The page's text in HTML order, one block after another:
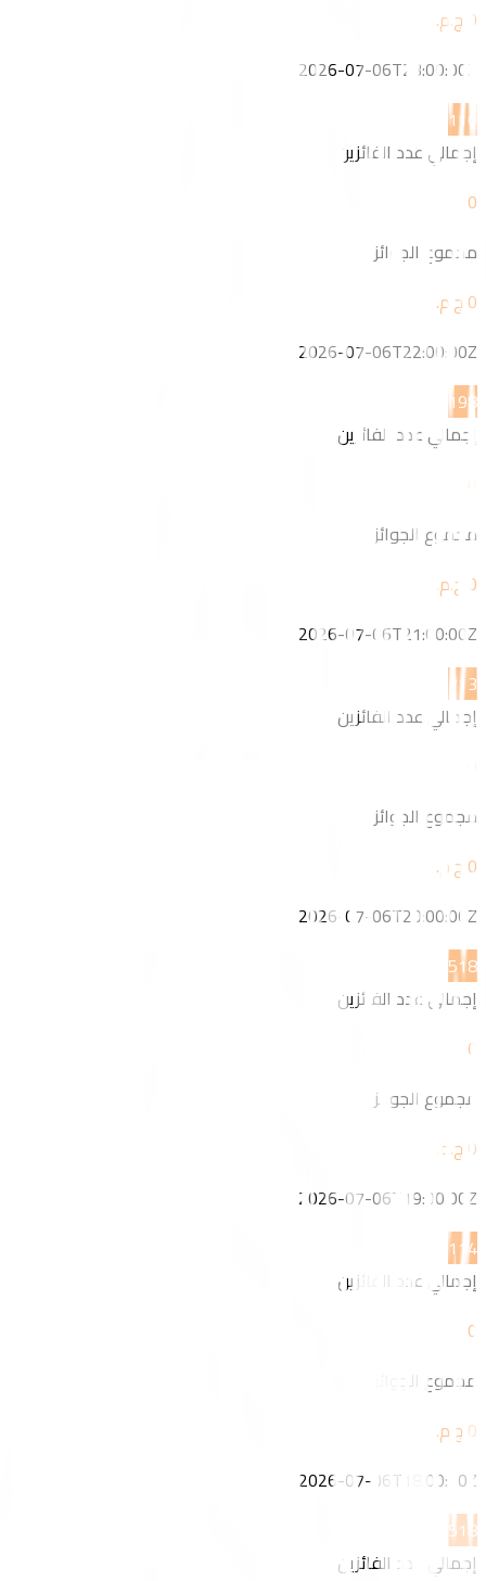
2026-07-06T23:00:00Z
110
إجمالي عدد الفائزين
0
مجموع الجوائز
2026-07-06T22:00:00Z
198
إجمالي عدد الفائزين
0
مجموع الجوائز
2026-07-06T21:00:00Z
713
إجمالي عدد الفائزين
0
مجموع الجوائز
2026-07-06T20:00:00Z
518
إجمالي عدد الفائزين
0
مجموع الجوائز
2026-07-06T19:00:00Z
114
إجمالي عدد الفائزين
0
مجموع الجوائز
2026-07-06T18:00:00Z
518
إجمالي عدد الفائزين